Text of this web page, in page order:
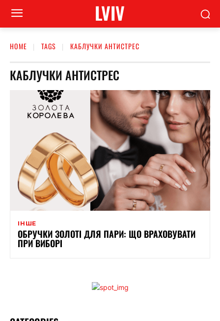
LVIV
HOME TAGS КАБЛУЧКИ АНТИСТРЕС
КАБЛУЧКИ АНТИСТРЕС
ІНШЕ
ОБРУЧКИ ЗОЛОТІ ДЛЯ ПАРИ: ЩО ВРАХОВУВАТИ
ПРИ ВИБОРІ